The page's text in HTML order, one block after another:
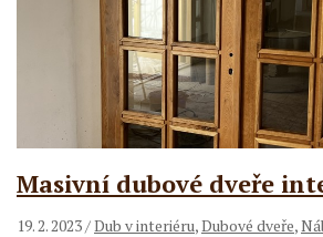
Masivní dubové dveře
19. 2. 2023/Dub v interiéru,Dubové dveře,